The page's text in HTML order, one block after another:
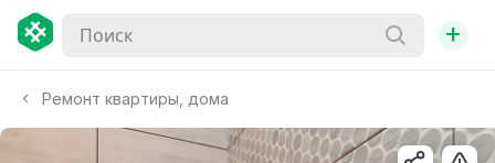
+
Ремонт квартиры, дома